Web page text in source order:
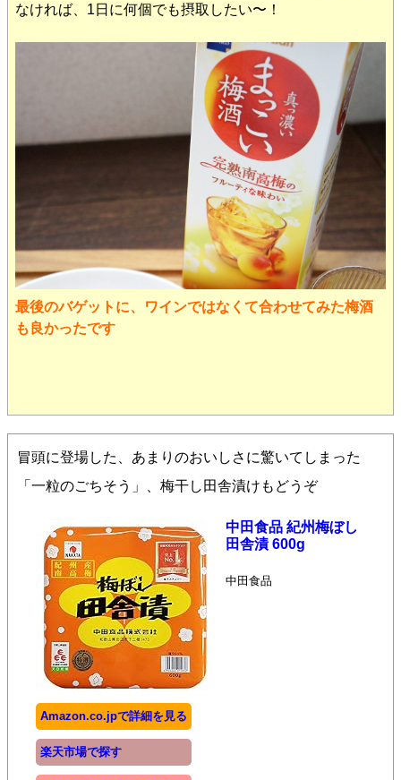
なければ、1日に何個でも摂取したい〜！
最後のバゲットに、ワインではなくて合わせてみた梅酒
も良かったです
冒頭に登場した、あまりのおいしさに驚いてしまった
「一粒のごちそう」、梅干し田舎漬けもどうぞ
中田食品 紀州梅ぼし
田舎漬 600g
中田食品
Amazon.co.jpで詳細を見る
楽天市場で探す